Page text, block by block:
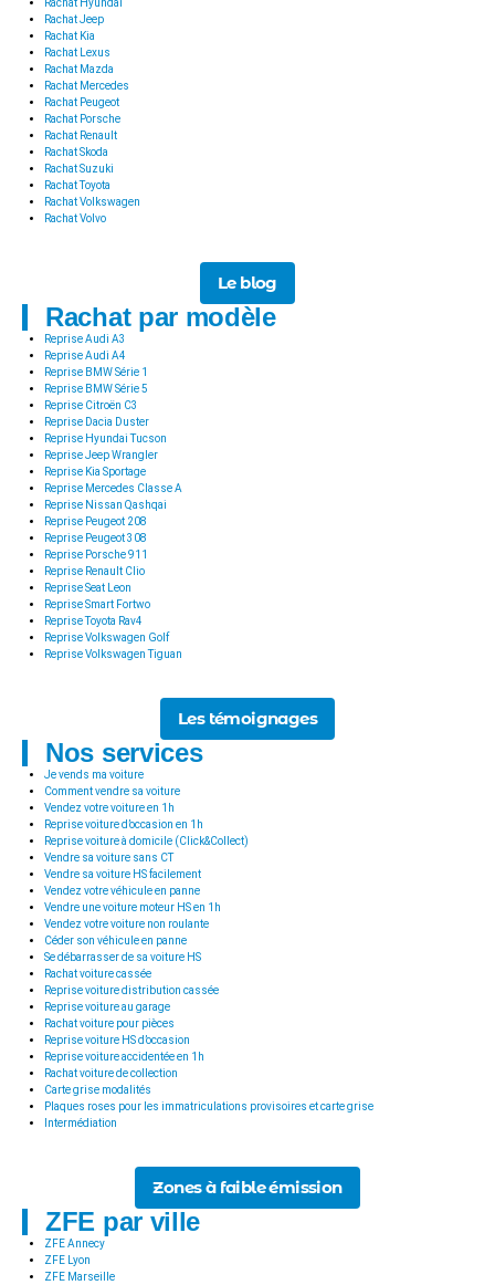
Rachat Hyundai
Rachat Jeep
Rachat Kia
Rachat Lexus
Rachat Mazda
Rachat Mercedes
Rachat Peugeot
Rachat Porsche
Rachat Renault
Rachat Skoda
Rachat Suzuki
Rachat Toyota
Rachat Volkswagen
Rachat Volvo
Le blog
Rachat par modèle
Reprise Audi A3
Reprise Audi A4
Reprise BMW Série 1
Reprise BMW Série 5
Reprise Citroën C3
Reprise Dacia Duster
Reprise Hyundai Tucson
Reprise Jeep Wrangler
Reprise Kia Sportage
Reprise Mercedes Classe A
Reprise Nissan Qashqai
Reprise Peugeot 208
Reprise Peugeot 308
Reprise Porsche 911
Reprise Renault Clio
Reprise Seat Leon
Reprise Smart Fortwo
Reprise Toyota Rav4
Reprise Volkswagen Golf
Reprise Volkswagen Tiguan
Les témoignages
Nos services
Je vends ma voiture
Comment vendre sa voiture
Vendez votre voiture en 1h
Reprise voiture d’occasion en 1h
Reprise voiture à domicile (Click&Collect)
Vendre sa voiture sans CT
Vendre sa voiture HS facilement
Vendez votre véhicule en panne
Vendre une voiture moteur HS en 1h
Vendez votre voiture non roulante
Céder son véhicule en panne
Se débarrasser de sa voiture HS
Rachat voiture cassée
Reprise voiture distribution cassée
Reprise voiture au garage
Rachat voiture pour pièces
Reprise voiture HS d’occasion
Reprise voiture accidentée en 1h
Rachat voiture de collection
Carte grise modalités
Plaques roses pour les immatriculations provisoires et carte grise
Intermédiation
Zones à faible émission
ZFE par ville
ZFE Annecy
ZFE Lyon
ZFE Marseille